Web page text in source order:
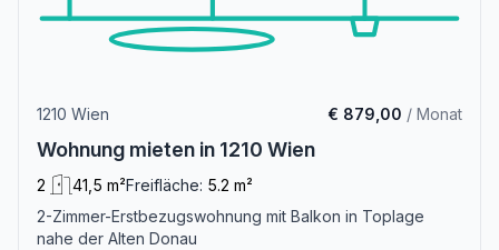
1210 Wien € 879,00 / Monat
Wohnung mieten in 1210 Wien
2 41,5 m²Freifläche: 5.2 m²
2-Zimmer-Erstbezugswohnung mit Balkon in Toplage
nahe der Alten Donau